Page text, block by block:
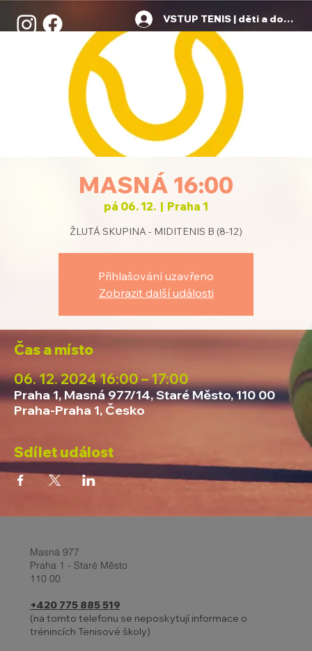
VSTUP TENIS | děti a dospělí
MASNÁ 16:00
pá 06. 12.
  |
Praha 1
ŽLUTÁ SKUPINA - MIDITENIS B (8-12)
Přihlašování uzavřeno
Zobrazit další události
Čas a místo
06. 12. 2024 16:00 – 17:00
Praha 1, Masná 977/14, Staré Město, 110 00
Praha-Praha 1, Česko
Sdílet událost
Masná 977
Praha 1 - Staré Město
110 00
+420 775 885 519
(na tomto telefonu se neposkytují informace o
trénincích Tenisové školy)